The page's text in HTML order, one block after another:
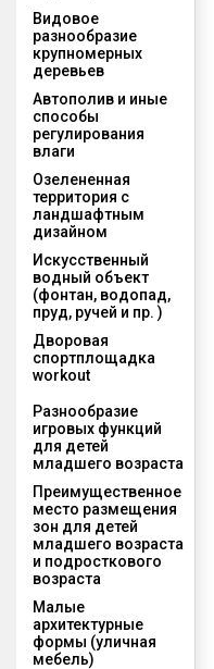
Видовое
разнообразие
крупномерных
деревьев
Автополив и иные
способы
регулирования
влаги
Озелененная
территория с
ландшафтным
дизайном
Искусственный
водный объект
(фонтан, водопад,
пруд, ручей и пр. )
Дворовая
спортплощадка
workout
Разнообразие
игровых функций
для детей
младшего возраста
Преимущественное
место размещения
зон для детей
младшего возраста
и подросткового
возраста
Малые
архитектурные
формы (уличная
мебель)